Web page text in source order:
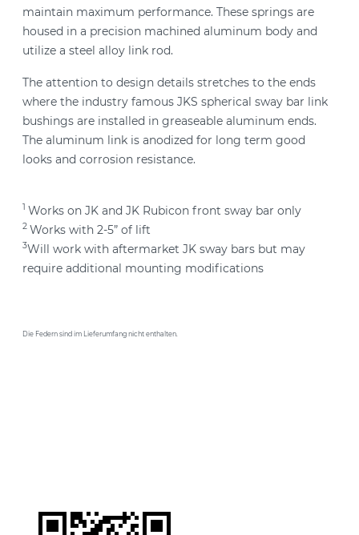
maintain maximum performance. These springs are
housed in a precision machined aluminum body and
utilize a steel alloy link rod.
The attention to design details stretches to the ends
where the industry famous JKS spherical sway bar link
bushings are installed in greaseable aluminum ends.
The aluminum link is anodized for long term good
looks and corrosion resistance.
1 Works on JK and JK Rubicon front sway bar only
2 Works with 2-5” of lift
3Will work with aftermarket JK sway bars but may
require additional mounting modifications
Die Federn sind im Lieferumfang nicht enthalten.